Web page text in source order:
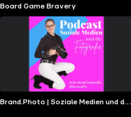
Board Game Bravery
Brand.Photo | Soziale Medien und die